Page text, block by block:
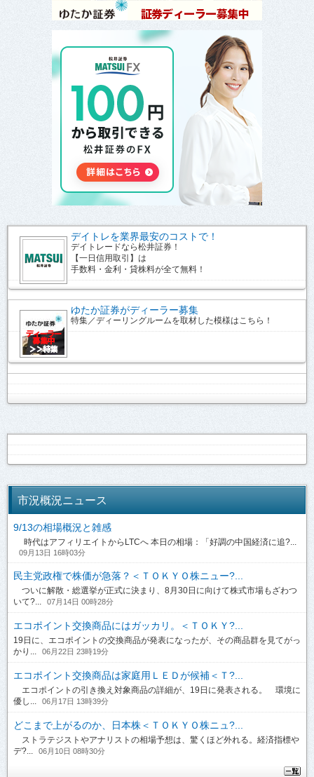
デイトレを業界最安のコストで！
デイトレードなら松井証券！
【一日信用取引】は
手数料・金利・貸株料が全て無料！
ゆたか証券がディーラー募集
特集／ディーリングルームを取材した模様はこちら！
市況概況ニュース
9/13の相場概況と雑感
時代はアフィリエイトからLTCへ 本日の相場：「好調の中国経済に追?...
09月13日 16時03分
民主党政権で株価が急落？＜ＴＯＫＹＯ株ニュー?...
ついに解散・総選挙が正式に決まり、8月30日に向けて株式市場もざわつ
いて?...
07月14日 00時28分
エコポイント交換商品にはガッカリ。＜ＴＯＫＹ?...
19日に、エコポイントの交換商品が発表になったが、その商品群を見てがっ
かり...
06月22日 23時19分
エコポイント交換商品は家庭用ＬＥＤが候補＜Ｔ?...
エコポイントの引き換え対象商品の詳細が、19日に発表される。 環境に
優し...
06月17日 13時39分
どこまで上がるのか、日本株＜ＴＯＫＹＯ株ニュ?...
ストラテジストやアナリストの相場予想は、驚くほど外れる。経済指標や
デ?...
06月10日 08時30分